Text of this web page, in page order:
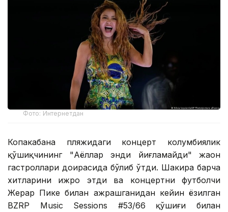
Фото: Интернетдан
Копакабана пляжидаги концерт колумбиялик
қўшиқчининг "Аёллар энди йиғламайди" жаҳон
гастроллари доирасида бўлиб ўтди. Шакира барча
хитларини ижро этди ва концертни футболчи
Жерар Пике билан ажрашганидан кейин ёзилган
BZRP Music Sessions #53/66 қўшиғи билан